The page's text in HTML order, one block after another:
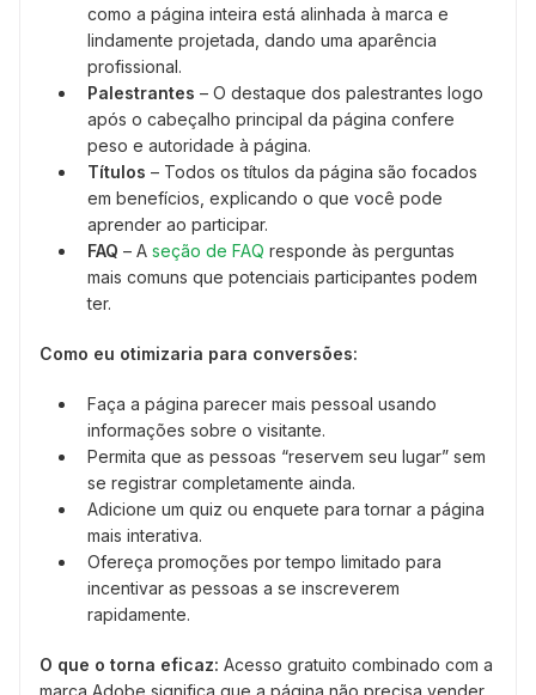
como a página inteira está alinhada à marca e
lindamente projetada, dando uma aparência
profissional.
Palestrantes – O destaque dos palestrantes logo
após o cabeçalho principal da página confere
peso e autoridade à página.
Títulos – Todos os títulos da página são focados
em benefícios, explicando o que você pode
aprender ao participar.
FAQ – A seção de FAQ responde às perguntas
mais comuns que potenciais participantes podem
ter.
Como eu otimizaria para conversões:
Faça a página parecer mais pessoal usando
informações sobre o visitante.
Permita que as pessoas “reservem seu lugar” sem
se registrar completamente ainda.
Adicione um quiz ou enquete para tornar a página
mais interativa.
Ofereça promoções por tempo limitado para
incentivar as pessoas a se inscreverem
rapidamente.
O que o torna eficaz: Acesso gratuito combinado com a
marca Adobe significa que a página não precisa vender